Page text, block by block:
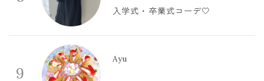
入学式・卒業式コーデ🤍
9
Ayu